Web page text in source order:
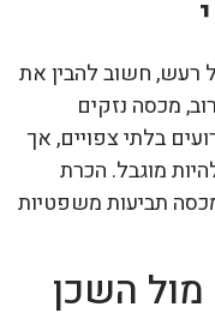
חשוב להבין את
מכסה נזקים
בלתי צפויים, אך
מוגבל. הכרת
תביעות משפטיות
השכן